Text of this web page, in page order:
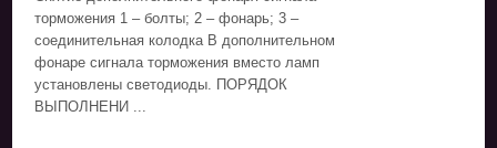
торможения 1 – болты; 2 – фонарь; 3 –
соединительная колодка В дополнительном
фонаре сигнала торможения вместо ламп
установлены светодиоды. ПОРЯДОК
ВЫПОЛНЕНИ ...